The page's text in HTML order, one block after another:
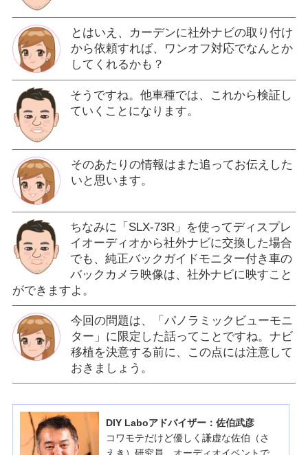
とはいえ、カーデンに社外ナビの取り付け
から依頼すれば、ワンオフ対応でなんとか
してくれるかも？
そうですね。他車種では、これから検証し
ていくことになります。
そのあたりの情報はまた追ってお伝えした
いと思います。
ちなみに「SLX-73R」を使ってディスプレ
イオーディオから社外ナビに交換した場合
でも、純正バックガイドモニター付き車の
バックカメラ映像は、社外ナビに映すこと
ができますよ。
今回の問題は、「パノラミックビューモニ
ター」に限定した話ってことですね。ナビ
移植を決意する前に、この点には注意して
おきましょう。
DIY Laboアドバイザー：佐伯武彦
コワモテだけど優しく謙虚な佐伯（さ
えき）研究員。オーディオイベントで